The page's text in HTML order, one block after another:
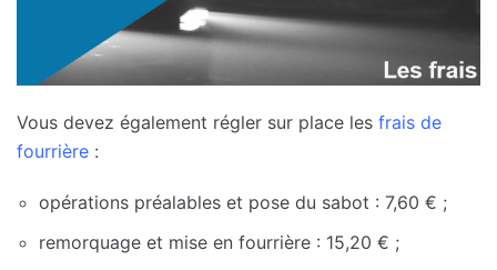
Vous devez également régler sur place les frais de
fourrière :
opérations préalables et pose du sabot : 7,60 € ;
remorquage et mise en fourrière : 15,20 € ;